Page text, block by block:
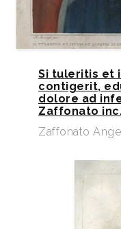
Si tuleritis et
contigerit,
dolore ad
Zaffonato
Zaffonato